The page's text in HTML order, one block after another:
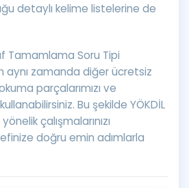
detaylı kelime listelerine de
Tamamlama Soru Tipi
aynı zamanda diğer ücretsiz
parçalarımızı ve
Bu şekilde YÖKDİL
çalışmalarınızı
doğru emin adımlarla